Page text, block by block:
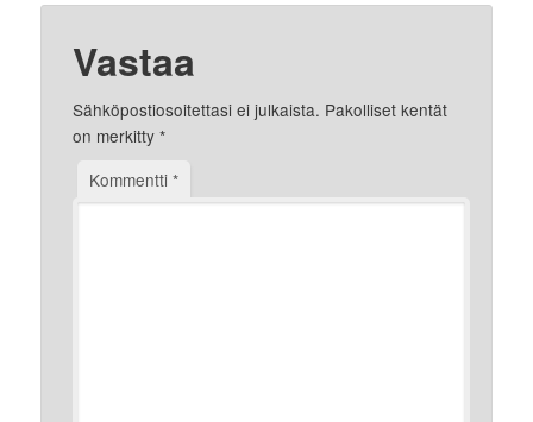
Vastaa
Sähköpostiosoitettasi ei julkaista. Pakolliset kentät
on merkitty*
Kommentti*